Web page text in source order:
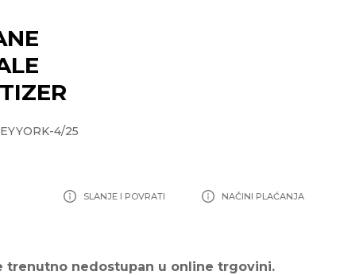
4/25
SLANJE I POVRATI NAČINI PLAĆANJA
trenutno nedostupan u online trgovini.